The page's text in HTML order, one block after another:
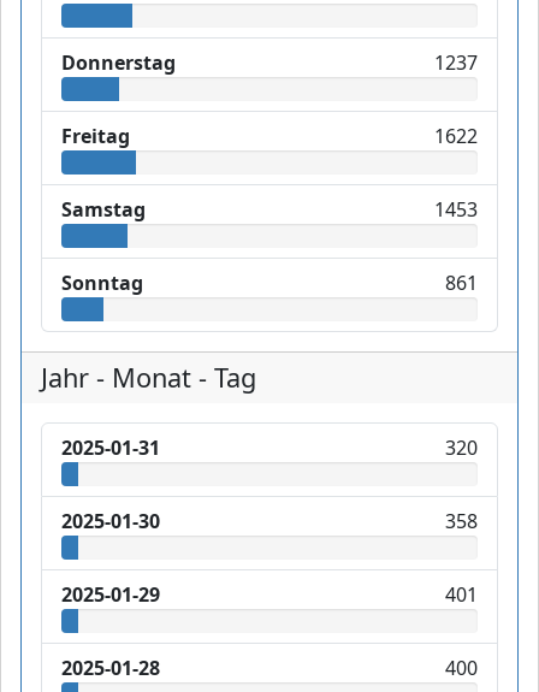
Donnerstag 1237
Freitag 1622
Samstag 1453
Sonntag 861
Jahr - Monat - Tag
2025-01-31 320
2025-01-30 358
2025-01-29 401
2025-01-28 400